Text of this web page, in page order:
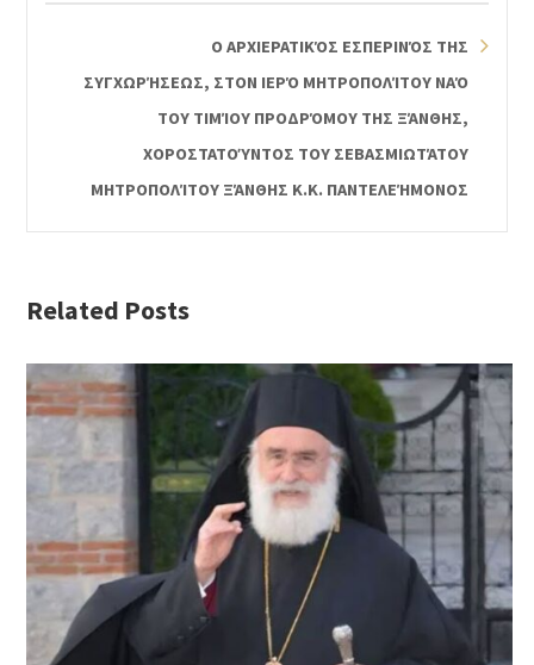
Ο ΑΡΧΙΕΡΑΤΙΚΌΣ ΕΣΠΕΡΙΝΌΣ ΤΗΣ
ΣΥΓΧΩΡΉΣΕΩΣ, ΣΤΟΝ ΙΕΡΌ ΜΗΤΡΟΠΟΛΊΤΟΥ ΝΑΌ
ΤΟΥ ΤΙΜΊΟΥ ΠΡΟΔΡΌΜΟΥ ΤΗΣ ΞΆΝΘΗΣ,
ΧΟΡΟΣΤΑΤΟΎΝΤΟΣ ΤΟΥ ΣΕΒΑΣΜΙΩΤΆΤΟΥ
ΜΗΤΡΟΠΟΛΊΤΟΥ ΞΆΝΘΗΣ Κ.Κ. ΠΑΝΤΕΛΕΉΜΟΝΟΣ
Related Posts